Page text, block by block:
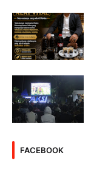
FACEBOOK